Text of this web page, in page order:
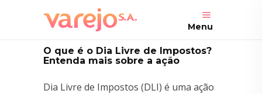
Menu
O que é o Dia Livre de Impostos?
Entenda mais sobre a ação
Dia Livre de Impostos (DLI) é uma ação